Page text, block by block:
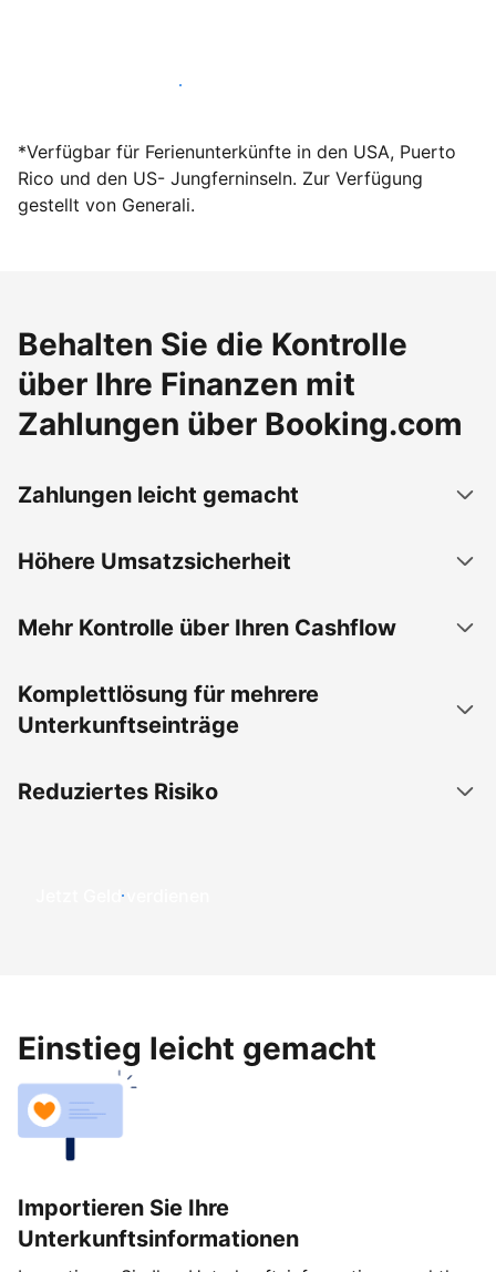
Werden Sie noch heute Gastgeber
*Verfügbar für Ferienunterkünfte in den USA, Puerto
Rico und den US- Jungferninseln. Zur Verfügung
gestellt von Generali.
Behalten Sie die Kontrolle
über Ihre Finanzen mit
Zahlungen über Booking.com
Zahlungen leicht gemacht
Höhere Umsatzsicherheit
Mehr Kontrolle über Ihren Cashflow
Komplettlösung für mehrere
Unterkunftseinträge
Reduziertes Risiko
Jetzt Geld verdienen
Einstieg leicht gemacht
Importieren Sie Ihre
Unterkunftsinformationen